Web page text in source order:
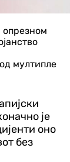
опрезном
мултипле
је
оно
без